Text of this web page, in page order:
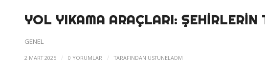
YOL YIKAMA ARAÇLARI:
GENEL
2 MART 2025 / 0 YORUMLAR / TARAFINDAN USTUNELADM